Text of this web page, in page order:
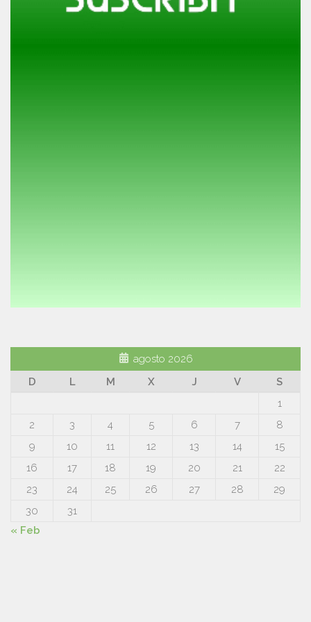
agosto 2026
D
L M X J V
S
1
2
3 4 5 6 7
8
9
10 11 12 13 14
15
16
17 18 19 20 21
22
23
24 25 26 27 28
29
30
31
« Feb